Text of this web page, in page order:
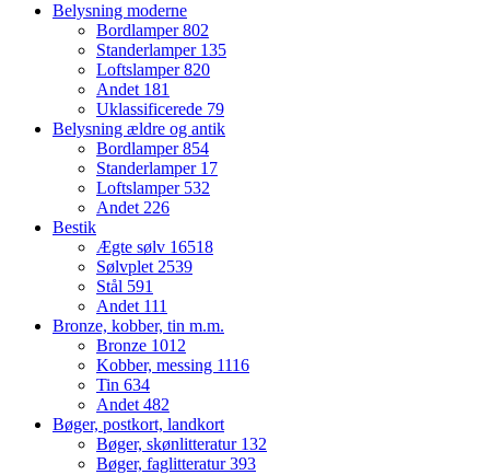
Belysning moderne
Bordlamper802
Standerlamper 135
Loftslamper820
Andet 181
Uklassificerede 79
Belysning ældre og antik
Bordlamper854
Standerlamper 17
Loftslamper 532
Andet 226
Bestik
Ægte sølv 16518
Sølvplet 2539
Stål 591
Andet 111
Bronze, kobber, tin m.m.
Bronze 1012
Kobber, messing 1116
Tin 634
Andet 482
Bøger, postkort, landkort
Bøger, skønlitteratur 132
Bøger, faglitteratur393